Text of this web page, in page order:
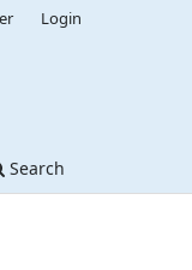
Search
Login